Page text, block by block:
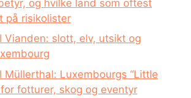
og hvilke land som oftest
på risikolister
Vianden: slott, elv, utsikt og
Müllerthal: Luxembourgs “Little
fotturer, skog og eventyr